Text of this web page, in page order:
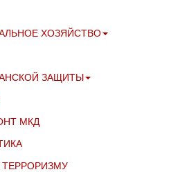
ХОЗЯЙСТВО
ЗАЩИТЫ
МКД